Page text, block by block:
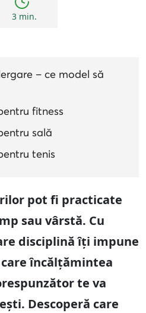
3 min.
– ce model să
fitness
sală
tenis
pot fi practicate
sau vârstă. Cu
disciplină îți impune
încălțămintea
te va
Descoperă care